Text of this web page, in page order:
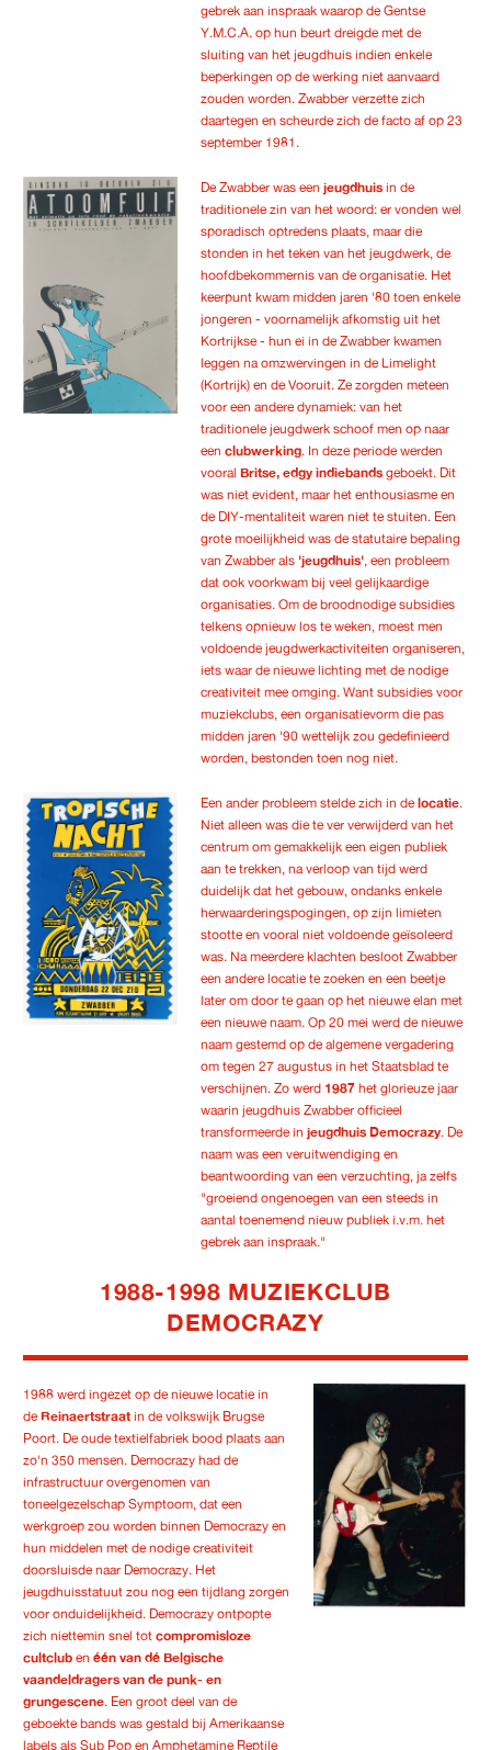
gebrek aan inspraak waarop de Gentse
Y.M.C.A. op hun beurt dreigde met de
sluiting van het jeugdhuis indien enkele
beperkingen op de werking niet aanvaard
zouden worden. Zwabber verzette zich
daartegen en scheurde zich de facto af op 23
september 1981.
De Zwabber was eenjeugdhuisin de
traditionele zin van het woord: er vonden wel
sporadisch optredens plaats, maar die
stonden in het teken van het jeugdwerk, de
hoofdbekommernis van de organisatie. Het
keerpunt kwam midden jaren '80 toen enkele
jongeren - voornamelijk afkomstig uit het
Kortrijkse - hun ei in de Zwabber kwamen
leggen na omzwervingen in de Limelight
(Kortrijk) en de Vooruit. Ze zorgden meteen
voor een andere dynamiek: van het
traditionele jeugdwerk schoof men op naar
eenclubwerking. In deze periode werden
vooralBritse, edgy indiebands geboekt. Dit
was niet evident, maar het enthousiasme en
de DIY-mentaliteit waren niet te stuiten. Een
grote moeilijkheid was de statutaire bepaling
van Zwabber als 'jeugdhuis' , een probleem
dat ook voorkwam bij veel gelijkaardige
organisaties. Om de broodnodige subsidies
telkens opnieuw los te weken, moest men
voldoende jeugdwerkactiviteiten organiseren,
iets waar de nieuwe lichting met de nodige
creativiteit mee omging. Want subsidies voor
muziekclubs, een organisatievorm die pas
midden jaren '90 wettelijk zou gedefinieerd
worden, bestonden toen nog niet.
Een ander probleem stelde zich in delocatie.
Niet alleen was die te ver verwijderd van het
centrum om gemakkelijk een eigen publiek
aan te trekken, na verloop van tijd werd
duidelijk dat het gebouw, ondanks enkele
herwaarderingspogingen, op zijn limieten
stootte en vooral niet voldoende geïsoleerd
was. Na meerdere klachten besloot Zwabber
een andere locatie te zoeken en een beetje
later om door te gaan op het nieuwe elan met
een nieuwe naam. Op 20 mei werd de nieuwe
naam gestemd op de algemene vergadering
om tegen 27 augustus in het Staatsblad te
verschijnen. Zo werd 1987het glorieuze jaar
waarin jeugdhuis Zwabber officieel
transformeerde injeugdhuis Democrazy. De
naam was een veruitwendiging en
beantwoording van een verzuchting, ja zelfs
"groeiend ongenoegen van een steeds in
aantal toenemend nieuw publiek i.v.m. het
gebrek aan inspraak."
1988-1998 MUZIEKCLUB
DEMOCRAZY
1988 werd ingezet op de nieuwe locatie in
deReinaertstraatin de volkswijk Brugse
Poort. De oude textielfabriek bood plaats aan
zo'n 350 mensen. Democrazy had de
infrastructuur overgenomen van
toneelgezelschap Symptoom, dat een
werkgroep zou worden binnen Democrazy en
hun middelen met de nodige creativiteit
doorsluisde naar Democrazy. Het
jeugdhuisstatuut zou nog een tijdlang zorgen
voor onduidelijkheid. Democrazy ontpopte
zich niettemin snel tot compromisloze
cultcluben één van dé Belgische
vaandeldragers van de punk- en
grungescene. Een groot deel van de
geboekte bands was gestald bij Amerikaanse
labels als Sub Pop en Amphetamine Reptile